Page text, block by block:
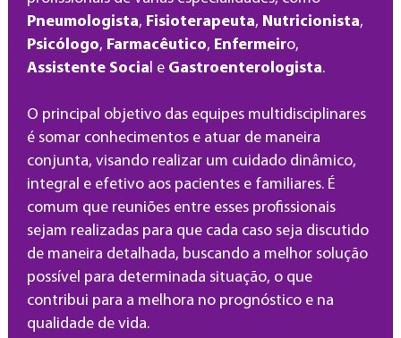
Pneumologista, Fisioterapeuta, Nutricionista,
Psicólogo, Farmacêutico, Enfermeiro,
Assistente Social e Gastroenterologista.
O principal objetivo das equipes multidisciplinares
é somar conhecimentos e atuar de maneira
conjunta, visando realizar um cuidado dinâmico,
integral e efetivo aos pacientes e familiares. É
comum que reuniões entre esses profissionais
sejam realizadas para que cada caso seja discutido
de maneira detalhada, buscando a melhor solução
possível para determinada situação, o que
contribui para a melhora no prognóstico e na
qualidade de vida.